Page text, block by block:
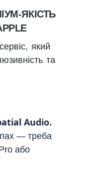
ЯКІСТЬ
який
та
Audio.
— треба
або